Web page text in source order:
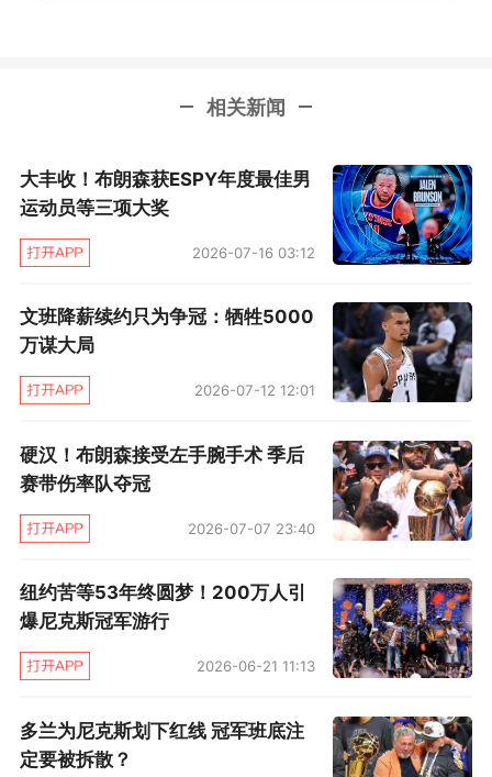
满12分钟得到15分3助攻，扛起76人进攻。尼克
不断上分。
上半场结束，76人62比61领先1分。易边再战，
双方依然胶着，乔治继续远投发炮，尼克斯则由
阿努诺比还以颜色，唐斯在这一节独得11分。末
节决战，尼克斯失误频频，76人则全队哑火，两
队一直相持到关键时刻。76人一度在5分钟时间
布里奇斯的中投锁定胜局。
（文/柴夫）
相关新闻
大丰收！布朗森获ESPY年度最佳男
运动员等三项大奖
2026-07-16 03:12
文班降薪续约只为争冠：牺牲5000
万谋大局
2026-07-12 12:01
硬汉！布朗森接受左手腕手术 季后
赛带伤率队夺冠
2026-07-07 23:40
纽约苦等53年终圆梦！200万人引
爆尼克斯冠军游行
2026-06-21 11:13
多兰为尼克斯划下红线 冠军班底注
定要被拆散？